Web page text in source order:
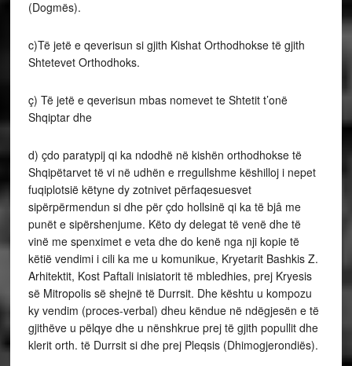
(Dogmës).
c)Të jetë e qeverisun si gjith Kishat Orthodhokse të gjith
Shtetevet Orthodhoks.
ç) Të jetë e qeverisun mbas nomevet te Shtetit t’onë
Shqiptar dhe
d) çdo paratypij qi ka ndodhë në kishën orthodhokse të
Shqipëtarvet të vi në udhën e rregullshme këshilloj i nepet
fuqiplotsië këtyne dy zotnivet përfaqesuesvet
sipërpërmendun si dhe për çdo hollsinë qi ka të bjâ me
punët e sipërshenjume. Këto dy delegat të venë dhe të
vinë me spenximet e veta dhe do kenë nga nji kopie të
këtië vendimi i cili ka me u komunikue, Kryetarit Bashkis Z.
Arhitektit, Kost Paftali inisiatorit të mbledhies, prej Kryesis
së Mitropolis së shejnë të Durrsit. Dhe kështu u kompozu
ky vendim (proces-verbal) dheu këndue në ndëgjesën e të
gjithëve u pëlqye dhe u nënshkrue prej të gjith popullit dhe
klerit orth. të Durrsit si dhe prej Pleqsis (Dhimogjerondiës).